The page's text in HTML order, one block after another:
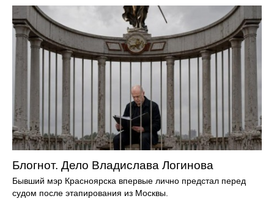
Блогнот. Дело Владислава Логинова
Бывший мэр Красноярска впервые лично предстал перед
судом после этапирования из Москвы.